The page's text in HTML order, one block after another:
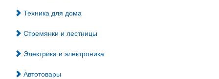
Техника для дома
Стремянки и лестницы
Электрика и электроника
Автотовары